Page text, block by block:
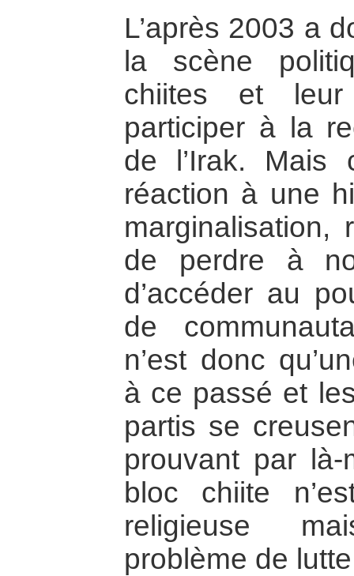
L’après 2003 a
la scène
chiites et
participer à la
de l’Irak. Mais
réaction à une
marginalisation,
de perdre à
d’accéder au
de
n’est donc
à ce passé et
partis se
prouvant par là-
bloc chiite
religieuse
problème de